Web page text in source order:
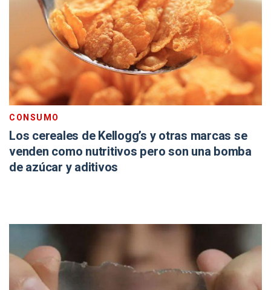
CONSUMO
Los cereales de Kellogg’s y otras marcas se
venden como nutritivos pero son una bomba
de azúcar y aditivos